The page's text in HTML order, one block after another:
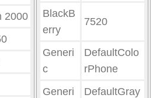
2000
BlackB
erry
7520
Generi
c
DefaultColo
rPhone
Generi
DefaultGray